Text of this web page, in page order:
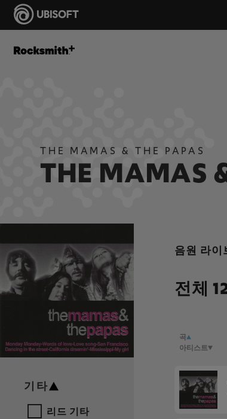
THE MAMAS & THE PAPAS
THE MAMAS
기타
리드 기타
음원 라이
전체
곡
아티스트